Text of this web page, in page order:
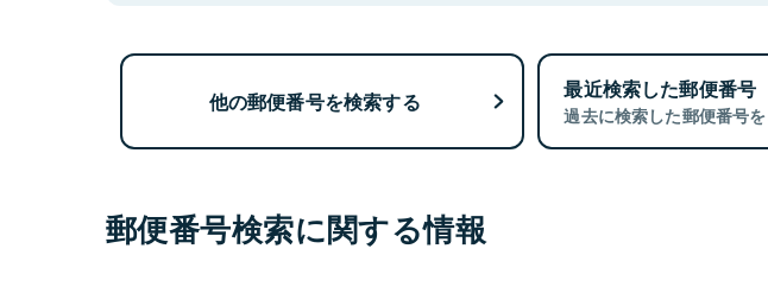
他の郵便番号を検索する 最近検索した郵便番号
過去に検索した郵便番号を
郵便番号検索に関する情報